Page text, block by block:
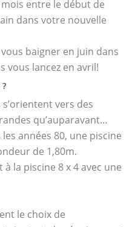
entre le début de
dans votre nouvelle
baigner en juin dans
vous lancez en avril!
vers des
qu’auparavant…
années 80, une piscine
de 1,80m.
la piscine 8 x 4 avec une
le choix de